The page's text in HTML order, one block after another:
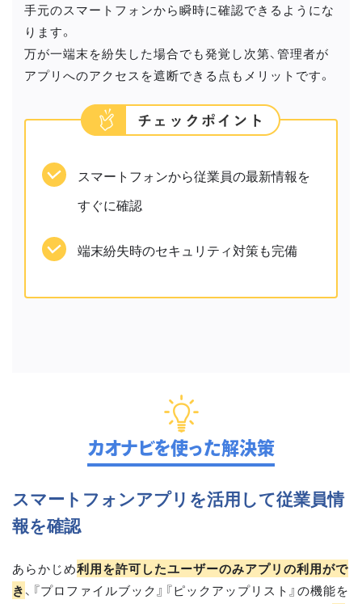
手元のスマートフォンから瞬時に確認できるようにな
ります。
万が一端末を紛失した場合でも発覚し次第、管理者が
アプリへのアクセスを遮断できる点もメリットです。
スマートフォンから従業員の最新情報を
すぐに確認
端末紛失時のセキュリティ対策も完備
カオナビを使った解決策
スマートフォンアプリを活用して従業員情
報を確認
あらかじめ利用を許可したユーザーのみアプリの利用がで
き、『プロファイルブック』『ピックアップリスト』の機能を